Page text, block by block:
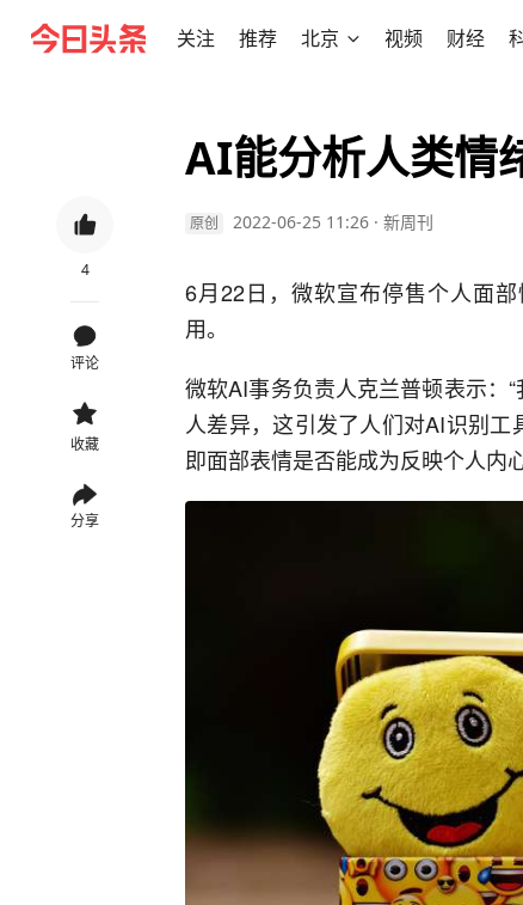
关注 推荐 北京 视频 财经
4
评论
收藏
分享
AI能分析人类情
原创 2022-06-25 11:26 · 新周刊
6月22日，微软宣布停售个人面
用。
微软AI事务负责人克兰普顿表示：
人差异，这引发了人们对AI识别工
即面部表情是否能成为反映个人内